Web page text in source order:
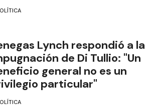
Lynch respondió a la
de Di Tullio: "Un
general no es un
particular"